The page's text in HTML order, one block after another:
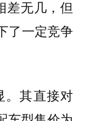
差无几，但
了一定竞争
。其直接对